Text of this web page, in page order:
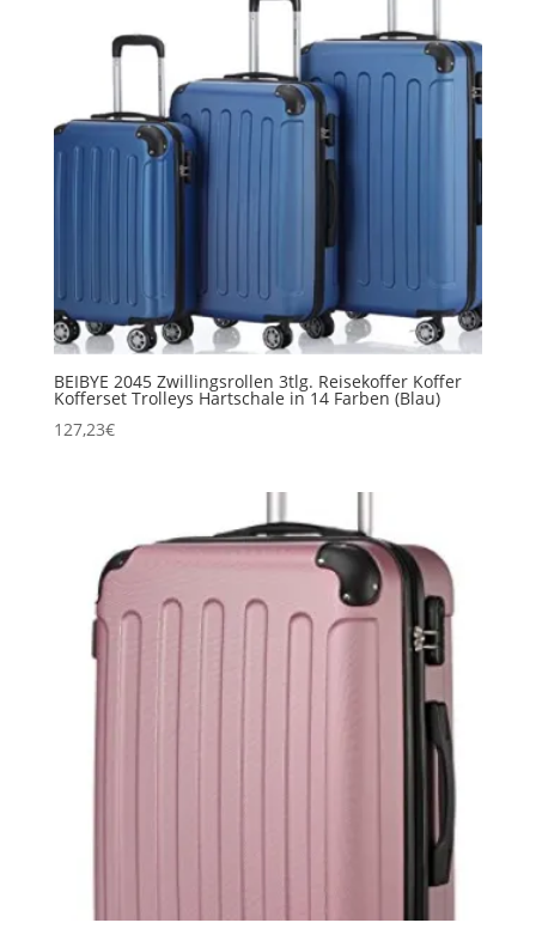
BEIBYE 2045 Zwillingsrollen 3tlg. Reisekoffer Koffer
Kofferset Trolleys Hartschale in 14 Farben (Blau)
127,23€